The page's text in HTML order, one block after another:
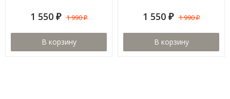
1 550 ₽ 1 990₽
В корзину
1 550 ₽ 1 990₽
В корзину